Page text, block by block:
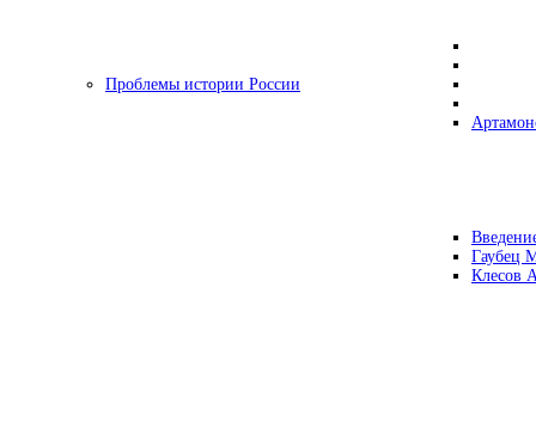
Проблемы истории России
Гаубец
Клесов